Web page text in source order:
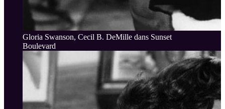
Gloria Swanson, Cecil B. DeMille dans Sunset
Boulevard